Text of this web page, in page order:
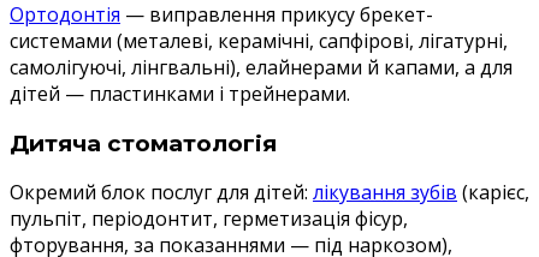
Ортодонтія — виправлення прикусу брекет-
системами (металеві, керамічні, сапфірові, лігатурні,
самолігуючі, лінгвальні), елайнерами й капами, а для
дітей — пластинками і трейнерами.
Дитяча стоматологія
Окремий блок послуг для дітей: лікування зубів (карієс,
пульпіт, періодонтит, герметизація фісур,
фторування, за показаннями — під наркозом),